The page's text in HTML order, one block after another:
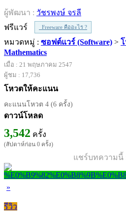
ผู้พัฒนา : วัชรพงษ์ จรลี
ฟรีแวร์
Freeware คืออะไร ?
หมวดหมู่ : ซอฟต์แวร์ (Software) >
Mathematics
เมื่อ : 21 พฤษภาคม 2547
ผู้ชม : 17,736
โหวตให้คะแนน
คะแนนโหวต 4 (6 ครั้ง)
ดาวน์โหลด
3,542 ครั้ง
(สัปดาห์ก่อน 0 ครั้ง)
แชร์บทความนี้
»
รีวิว